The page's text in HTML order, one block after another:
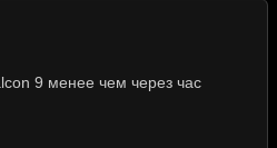
9 менее чем через час